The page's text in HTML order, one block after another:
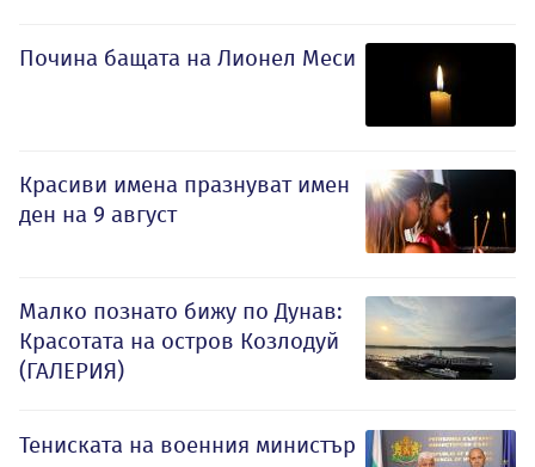
Почина бащата на Лионел Меси
Красиви имена празнуват имен
ден на 9 август
Малко познато бижу по Дунав:
Красотата на остров Козлодуй
(ГАЛЕРИЯ)
Тениската на военния министър